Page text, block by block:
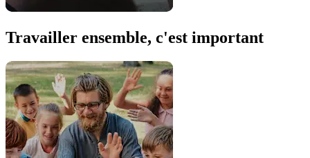
Travailler ensemble, c'est important